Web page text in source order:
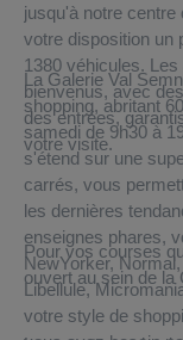
jusqu'à notre
votre disposition un
1380 véhicules.
bienvenus, avec
des entrées,
votre visite.
La Galerie Val
shopping, abritant
samedi de 9h30 à
s'étend sur une
carrés, vous
les dernières
enseignes phares,
NewYorker,
Libellule,
votre style de
Pour vos courses
ouvert au sein de la